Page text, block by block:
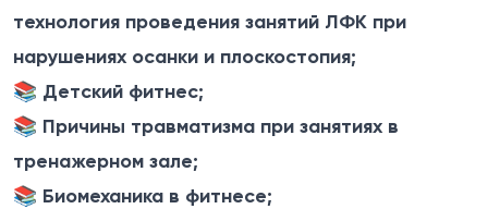
технология проведения занятий ЛФК при
нарушениях осанки и плоскостопия;
📚 Детский фитнес;
📚 Причины травматизма при занятиях в
тренажерном зале;
📚 Биомеханика в фитнесе;